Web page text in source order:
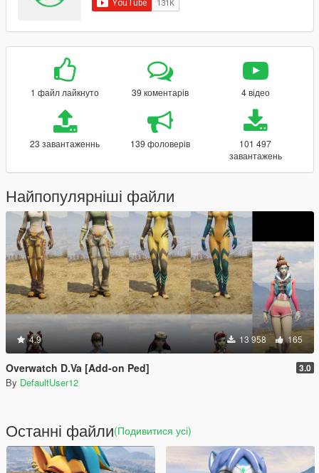
1 файл лайкнуто 39 коментарів 4 відео
23 завантаженнь 139 фоловерів
101 497
завантажень
Найпопулярніші файли
4.9 13 958 165
Overwatch D.Va [Add-on Ped] 3.0
By DefaultUser12
Останні файли(Подивитися усі)